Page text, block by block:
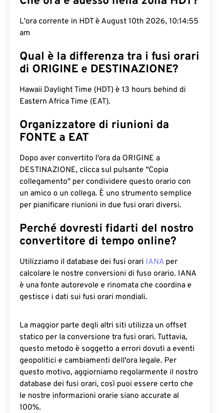
L'ora corrente in HDT è August 10th 2026, 10:14:56
am
Qual è la differenza tra i fusi orari
di ORIGINE e DESTINAZIONE?
Hawaii Daylight Time (HDT) è 13 hours behind di
Eastern Africa Time (EAT).
Organizzatore di riunioni da
FONTE a EAT
Dopo aver convertito l'ora da ORIGINE a
DESTINAZIONE, clicca sul pulsante "Copia
collegamento" per condividere questo orario con
un amico o un collega. È uno strumento semplice
per pianificare riunioni in due fusi orari diversi.
Perché dovresti fidarti del nostro
convertitore di tempo online?
Utilizziamo il database dei fusi orari IANA per
calcolare le nostre conversioni di fuso orario. IANA
è una fonte autorevole e rinomata che coordina e
gestisce i dati sui fusi orari mondiali.
La maggior parte degli altri siti utilizza un offset
statico per la conversione tra fusi orari. Tuttavia,
questo metodo è soggetto a errori dovuti a eventi
geopolitici e cambiamenti dell'ora legale. Per
questo motivo, aggiorniamo regolarmente il nostro
database dei fusi orari, così puoi essere certo che
le nostre informazioni orarie siano accurate al
100%.